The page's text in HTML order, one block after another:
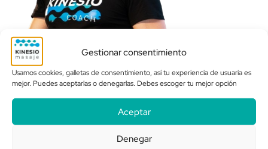
Gestionar consentimiento
Usamos cookies, galletas de consentimiento, así tu experiencia de usuaria es
mejor. Puedes aceptarlas o denegarlas. Debes escoger tu mejor opción
Aceptar
Denegar
QUIERO ACCEDER A LA
COMUNIDAD
¡Accede a la
Comunidad para